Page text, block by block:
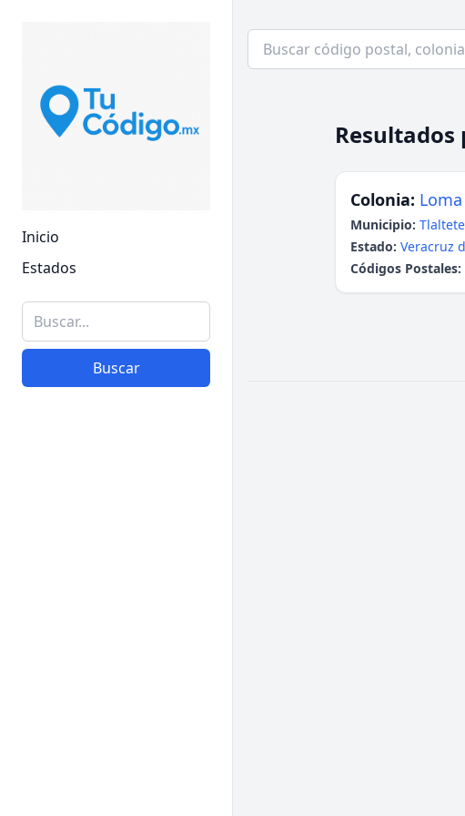
Inicio
Estados
Buscar
Resultados
Colonia:
Municipio:
Estado: Veracruz
Códigos Postales: